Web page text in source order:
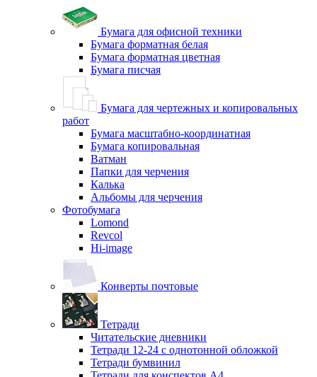
Бумага для офисной техники
Бумага форматная белая
Бумага форматная цветная
Бумага писчая
Бумага для чертежных и копировальных
работ
Бумага масштабно-координатная
Бумага копировальная
Ватман
Папки для черчения
Калька
Альбомы для черчения
Фотобумага
Lomond
Revcol
Hi-image
Конверты почтовые
Тетради
Читательские дневники
Тетради 12-24 с однотонной обложкой
Тетради бумвинил